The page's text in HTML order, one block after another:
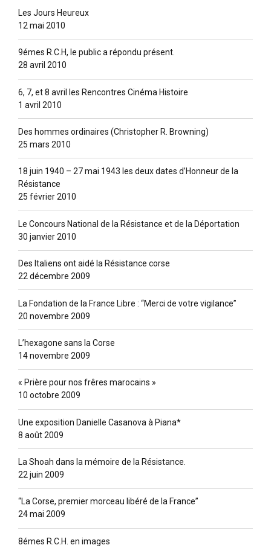
Les Jours Heureux
12 mai 2010
9émes R.C.H, le public a répondu présent.
28 avril 2010
6, 7, et 8 avril les Rencontres Cinéma Histoire
1 avril 2010
Des hommes ordinaires (Christopher R. Browning)
25 mars 2010
18 juin 1940 – 27 mai 1943 les deux dates d’Honneur de la
Résistance
25 février 2010
Le Concours National de la Résistance et de la Déportation
30 janvier 2010
Des Italiens ont aidé la Résistance corse
22 décembre 2009
La Fondation de la France Libre : “Merci de votre vigilance”
20 novembre 2009
L’hexagone sans la Corse
14 novembre 2009
« Prière pour nos frêres marocains »
10 octobre 2009
Une exposition Danielle Casanova à Piana*
8 août 2009
La Shoah dans la mémoire de la Résistance.
22 juin 2009
“La Corse, premier morceau libéré de la France”
24 mai 2009
8émes R.C.H. en images